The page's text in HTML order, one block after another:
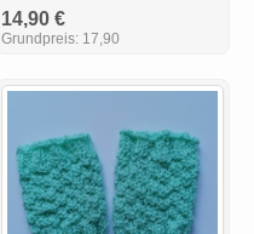
14,90 €
Grundpreis: 17,90